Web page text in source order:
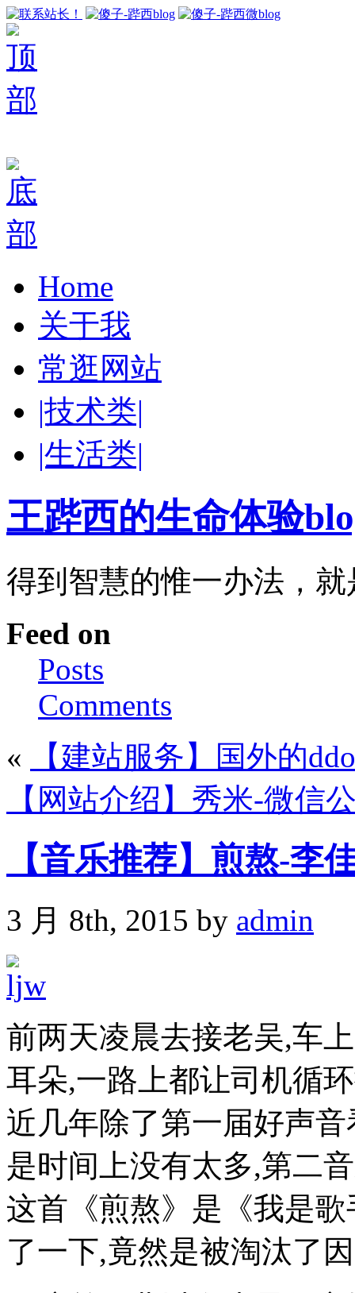
Home
关于我
常逛网站
|技术类|
|生活类|
王跸西的生命体验
得到智慧的惟一办法，
Feed on
Posts
Comments
«
【建站服务】国外的
【网站介绍】秀米-微信
【音乐推荐】煎熬-李
3 月 8th, 2015 by admin
前两天凌晨去接老吴,车
耳朵,一路上都让司机循
近几年除了第一届好声
是时间上没有太多,第二
这首《煎熬》是《我是
了一下,竟然是被淘汰了